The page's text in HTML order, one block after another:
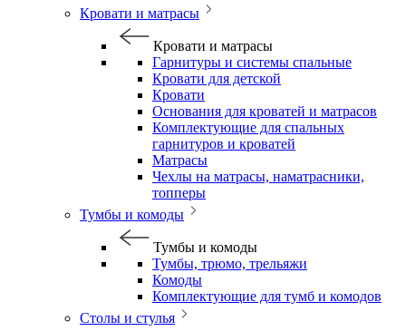
Кровати и матрасы
Кровати и матрасы
Гарнитуры и системы спальные
Кровати для детской
Кровати
Основания для кроватей и матрасов
Комплектующие для спальных
гарнитуров и кроватей
Матрасы
Чехлы на матрасы, наматрасники,
топперы
Тумбы и комоды
Тумбы и комоды
Тумбы, трюмо, трельяжи
Комоды
Комплектующие для тумб и комодов
Столы и стулья